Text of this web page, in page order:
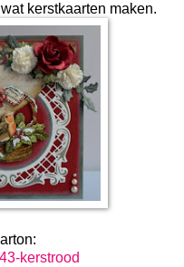
kerstkaarten maken.
kerstrood